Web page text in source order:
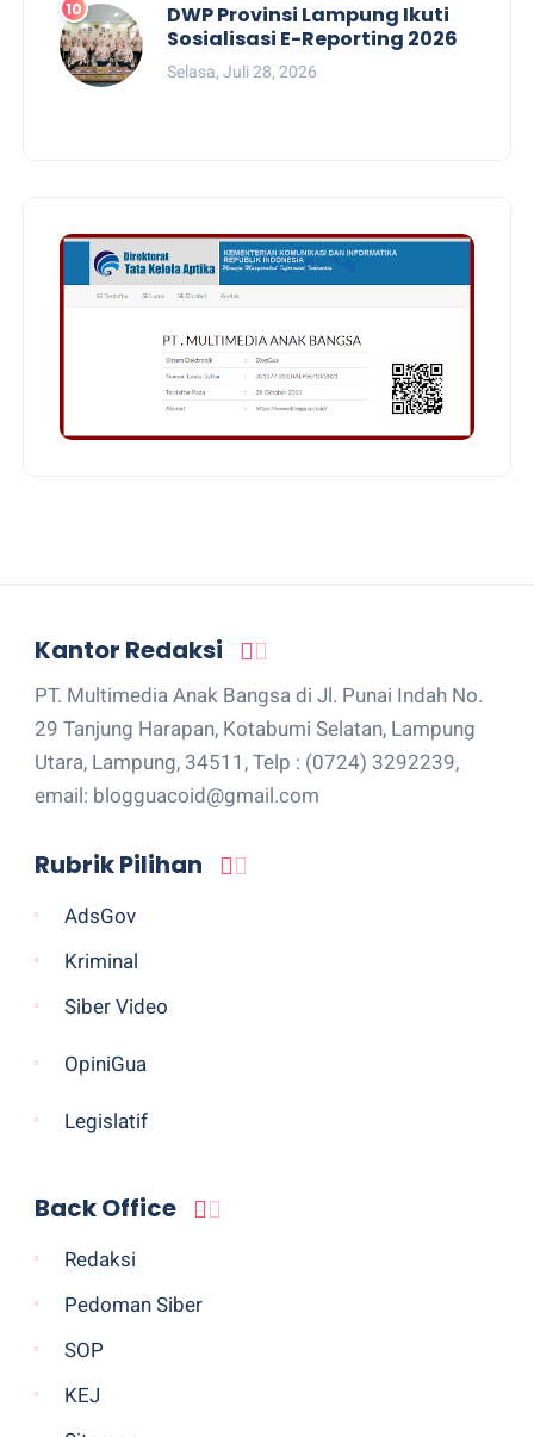
DWP Provinsi Lampung Ikuti
Sosialisasi E-Reporting 2026
Selasa, Juli 28, 2026
Kantor Redaksi
PT. Multimedia Anak Bangsa di Jl. Punai Indah No.
29 Tanjung Harapan, Kotabumi Selatan, Lampung
Utara, Lampung, 34511, Telp : (0724) 3292239,
email: blogguacoid@gmail.com
Rubrik Pilihan
AdsGov
Kriminal
Siber Video
OpiniGua
Legislatif
Back Office
Redaksi
Pedoman Siber
SOP
KEJ